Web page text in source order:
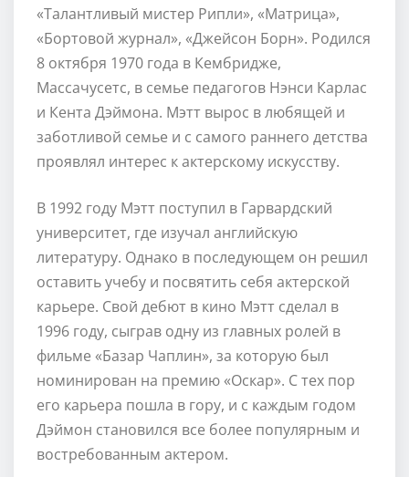
«Талантливый мистер Рипли», «Матрица»,
«Бортовой журнал», «Джейсон Борн». Родился
8 октября 1970 года в Кембридже,
Массачусетс, в семье педагогов Нэнси Карлас
и Кента Дэймона. Мэтт вырос в любящей и
заботливой семье и с самого раннего детства
проявлял интерес к актерскому искусству.
В 1992 году Мэтт поступил в Гарвардский
университет, где изучал английскую
литературу. Однако в последующем он решил
оставить учебу и посвятить себя актерской
карьере. Свой дебют в кино Мэтт сделал в
1996 году, сыграв одну из главных ролей в
фильме «Базар Чаплин», за которую был
номинирован на премию «Оскар». С тех пор
его карьера пошла в гору, и с каждым годом
Дэймон становился все более популярным и
востребованным актером.